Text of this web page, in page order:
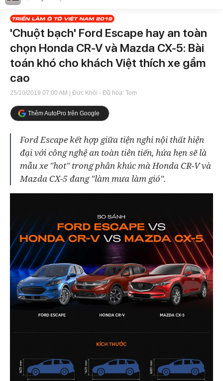
'Chuột bạch' Ford Escape hay an toàn
chọn Honda CR-V và Mazda CX-5: Bài
toán khó cho khách Việt thích xe gầm
cao
25/10/2019 07:00 AM | Đức Khôi - Đồ hoạ: Tom
Thêm AutoPro trên Google
Ford Escape kết hợp giữa tiện nghi nội thất hiện
đại với công nghệ an toàn tiên tiến, hứa hẹn sẽ là
mẫu xe "hot" trong phân khúc mà Honda CR-V và
Mazda CX-5 đang "làm mưa làm gió".